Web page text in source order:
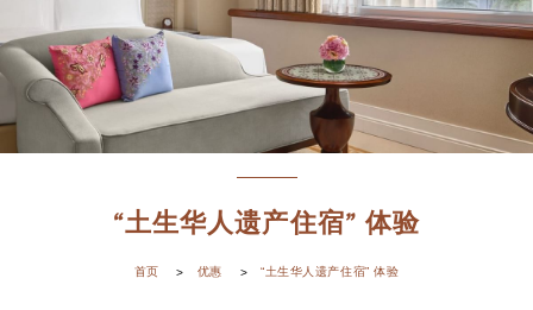
“土生华人遗产住宿” 体验
首页 优惠 “土生华人遗产住宿” 体验